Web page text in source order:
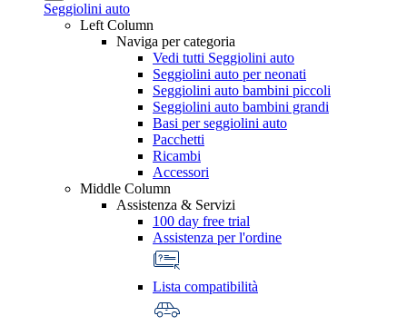
Seggiolini auto
Left Column
Naviga per categoria
Vedi tutti Seggiolini auto
Seggiolini auto per neonati
Seggiolini auto bambini piccoli
Seggiolini auto bambini grandi
Basi per seggiolini auto
Pacchetti
Ricambi
Accessori
Middle Column
Assistenza & Servizi
100 day free trial
Assistenza per l'ordine
Lista compatibilità